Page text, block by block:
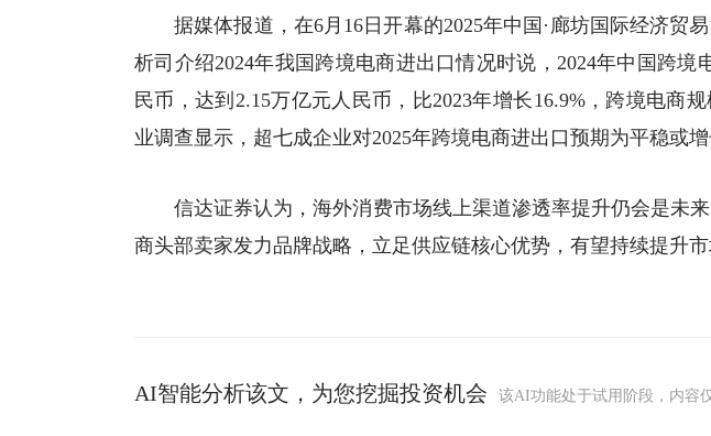
据媒体报道，在6月16日开幕的2025年中国·廊坊国际经济贸
析司介绍2024年我国 跨境电商进出口情况时说，2024年中国跨境
民币，达到2.15万亿元人民币，比2023年增长16.9%，跨境电商
业调查显示，超七成企业对2025年跨境电商进出口预期为平稳或增
信达证券认为，海外消费市场线上渠道渗透率提升仍会是未来
商头部卖家发力品牌战略，立足供应链核心优势，有望持续提升市
AI智能分析该文，为您挖掘投资机会 该AI功能处于试用阶段，内容